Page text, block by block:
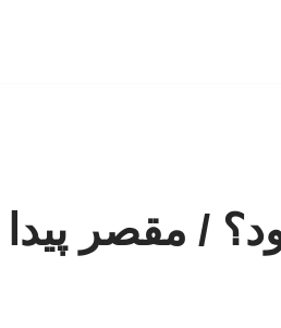
/ مقصر پیدا